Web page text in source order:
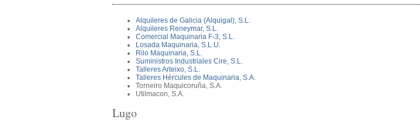
Alquileres de Galicia (Alquigal), S.L.
Alquileres Reneymar, S.L.
Comercial Maquinaria F-3, S.L.
Losada Maquinaria, S.L.U.
Rilo Maquinaria, S.L.
Suministros Industriales Cire, S.L.
Talleres Arteixo, S.L.
Talleres Hércules de Maquinaria, S.A.
Torneiro Maquicoruña, S.A.
Utilmacon, S.A.
Lugo